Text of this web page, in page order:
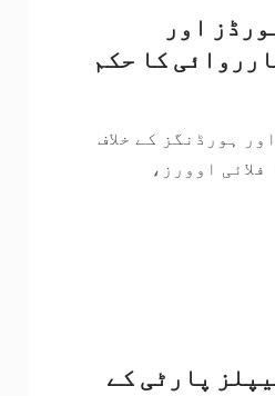
اور
کا حکم
ہورڈنگز کے خلاف
اوورز،
پارٹی کے